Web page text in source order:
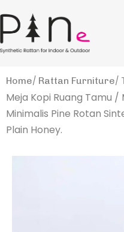
Home Rattan Furniture
Meja Kopi Ruang Tamu
Minimalis Pine Rotan
Plain Honey.